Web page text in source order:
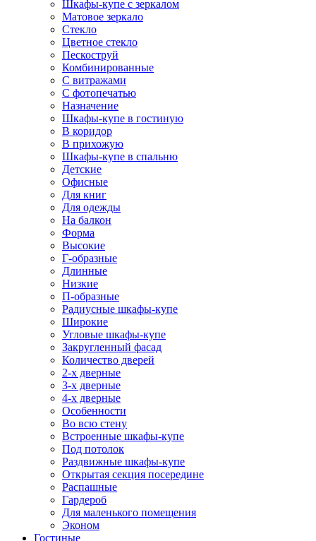
Шкафы-купе с зеркалом
Матовое зеркало
Стекло
Цветное стекло
Пескоструй
Комбинированные
С витражами
С фотопечатью
Назначение
Шкафы-купе в гостиную
В коридор
В прихожую
Шкафы-купе в спальню
Детские
Офисные
Для книг
Для одежды
На балкон
Форма
Высокие
Г-образные
Длинные
Низкие
П-образные
Радиусные шкафы-купе
Широкие
Угловые шкафы-купе
Закругленный фасад
Количество дверей
2-х дверные
3-х дверные
4-х дверные
Особенности
Во всю стену
Встроенные шкафы-купе
Под потолок
Раздвижные шкафы-купе
Открытая секция посередине
Распашные
Гардероб
Для маленького помещения
Эконом
Гостиные